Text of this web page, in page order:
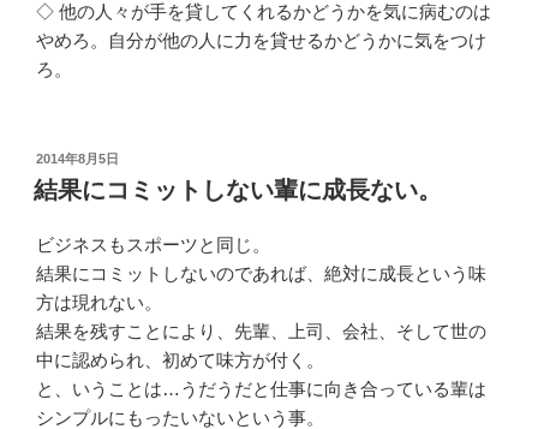
◇ 他の人々が手を貸してくれるかどうかを気に病むのは
やめろ。自分が他の人に力を貸せるかどうかに気をつけ
ろ。
投
稿
日:
2014年8月5日
結果にコミットしない輩に成長ない。
ビジネスもスポーツと同じ。
結果にコミットしないのであれば、絶対に成長という味
方は現れない。
結果を残すことにより、先輩、上司、会社、そして世の
中に認められ、初めて味方が付く。
と、いうことは…うだうだと仕事に向き合っている輩は
シンプルにもったいないという事。